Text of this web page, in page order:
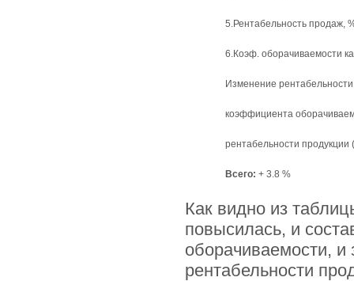
5.Рентабельность продаж,
6.Коэф. оборачиваемости
Изменение
коэффициента
рентабельности продукции
Всего: + 3.8 %
Как видно из
повысилась, и
оборачиваемости, и
рентабельности